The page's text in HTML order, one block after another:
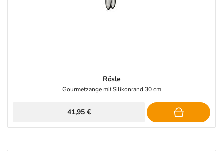
Rösle
Gourmetzange mit Silikonrand 30 cm
41,95 €